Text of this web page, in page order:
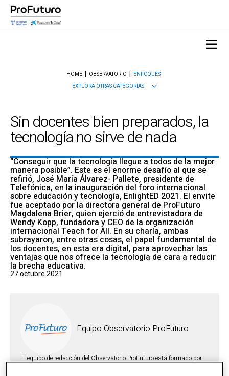
HOME OBSERVATORIO
ENFOQUES
EXPLORA OTRAS CATEGORÍAS
Sin docentes bien preparados, la
tecnología no sirve de nada
“Conseguir que la tecnología llegue a todos de la mejor
manera posible”. Este es el enorme desafío al que se
refirió, José María Álvarez- Pallete, presidente de
Telefónica, en la inauguración del foro internacional
sobre educación y tecnología, EnlightED 2021. El envite
fue aceptado por la directora general de ProFuturo
Magdalena Brier, quien ejerció de entrevistadora de
Wendy Kopp, fundadora y CEO de la organización
internacional Teach for All. En su charla, ambas
subrayaron, entre otras cosas, el papel fundamental de
los docentes, en esta era digital, para aprovechar las
ventajas que nos ofrece la tecnología de cara a reducir
la brecha educativa.
27 octubre 2021
Equipo Observatorio ProFuturo
El equipo de redacción del Observatorio ProFuturo está formado por
personas que provienen de campos y saberes muy diversos como el